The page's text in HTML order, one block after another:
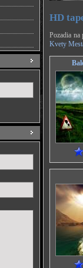
HD
Pozadia
Kvety